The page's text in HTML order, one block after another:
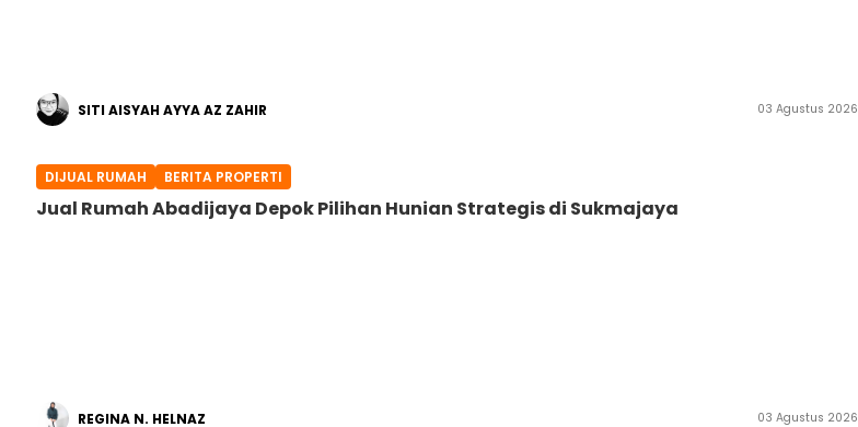
SITI AISYAH AYYA AZ ZAHIR 03 Agustus 2026
DIJUAL RUMAH BERITA PROPERTI
Jual Rumah Abadijaya Depok Pilihan Hunian Strategis di Sukmajaya
REGINA N. HELNAZ 03 Agustus 2026